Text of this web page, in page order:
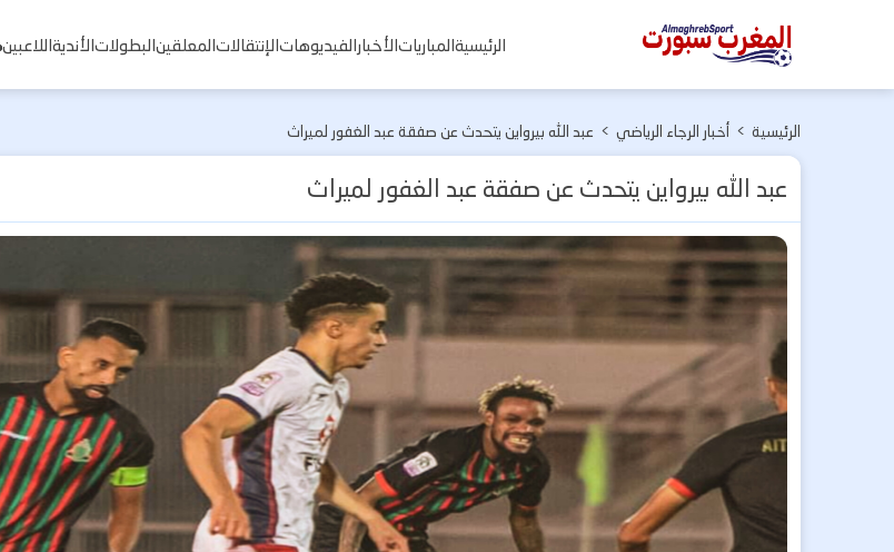
المغرب
الرئيسيةالمبارياتالأخبارالفيديوهاتالإنتقالاتالمعلقينالبطولاتالأنديةاللاعبين
الرئيسية > أخبار الرجاء الرياضي > عبد الله بيرواين يتحدث عن صفقة عبد الغفور لميراث
عبد الله بيرواين يتحدث عن صفقة عبد الغفور لميراث